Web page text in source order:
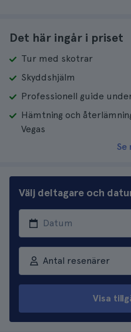
Det här ingår i priset
Tur med skotrar
Skyddshjälm
Professionell guide
Hämtning och
Vegas
Se
Välj deltagare och
Antal resenärer
Visa